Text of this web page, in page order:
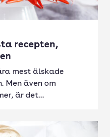
recepten,
mest älskade
Men även om
är det...